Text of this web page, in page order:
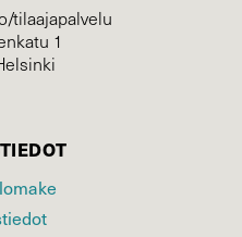
tilaajapalvelu
1